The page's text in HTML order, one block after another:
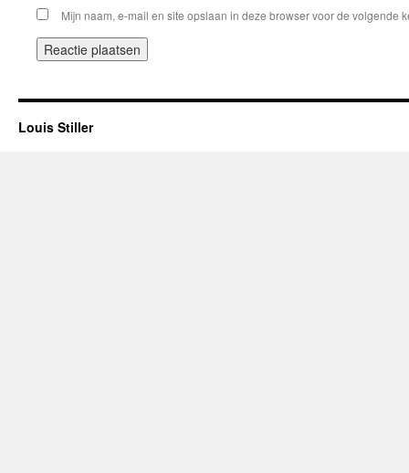
Mijn naam, e-mail en site opslaan in deze browser voor de volgende
Louis Stiller